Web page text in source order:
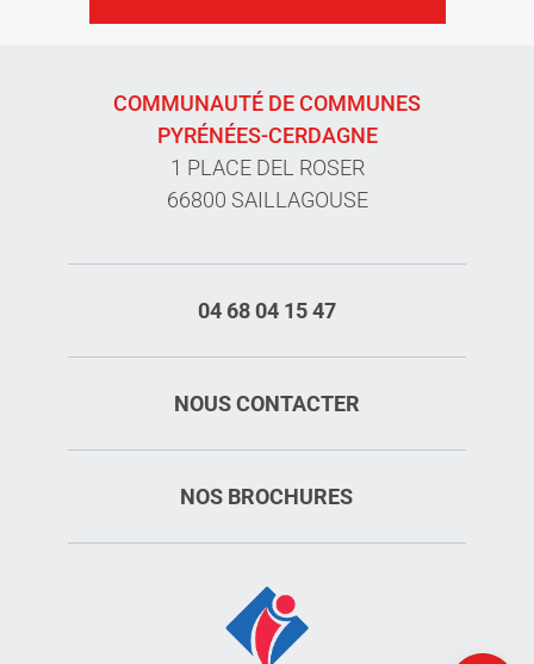
COMMUNAUTÉ DE COMMUNES
PYRÉNÉES-CERDAGNE
1 PLACE DEL ROSER
66800 SAILLAGOUSE
04 68 04 15 47
NOUS CONTACTER
NOS BROCHURES